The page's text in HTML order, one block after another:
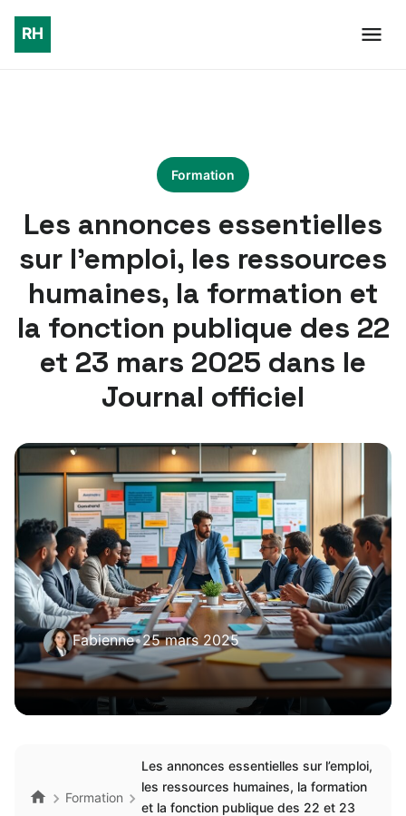
Formation
Les annonces essentielles
sur l’emploi, les ressources
humaines, la formation et
la fonction publique des 22
et 23 mars 2025 dans le
Journal officiel
Fabienne•25 mars 2025
Formation
Les annonces essentielles sur l’emploi,
les ressources humaines, la formation
et la fonction publique des 22 et 23